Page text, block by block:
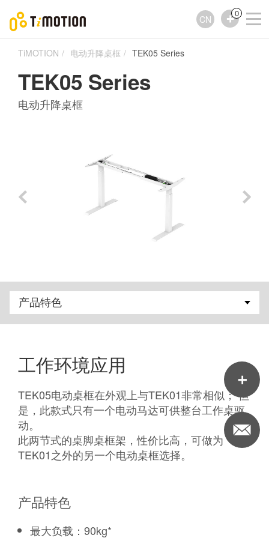
CN
0
TiMOTION 电动升降桌框 TEK05 Series
TEK05 Series
电动升降桌框
工作环境应用
TEK05电动桌框在外观上与TEK01非常相似； 但
是，此款式只有一个电动马达可供整台工作桌驱
动。
此两节式的桌脚桌框架，性价比高，可做为
TEK01之外的另一个电动桌框选择。
产品特色
最大负载：90kg*